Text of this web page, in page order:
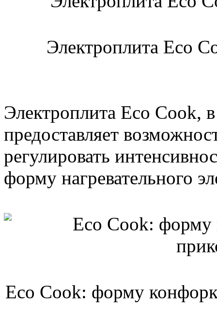
Электроплита Eco
Электроплита Eco Cook,
предоставляет
регулировать
форму нагревательного
Eco Cook: форму